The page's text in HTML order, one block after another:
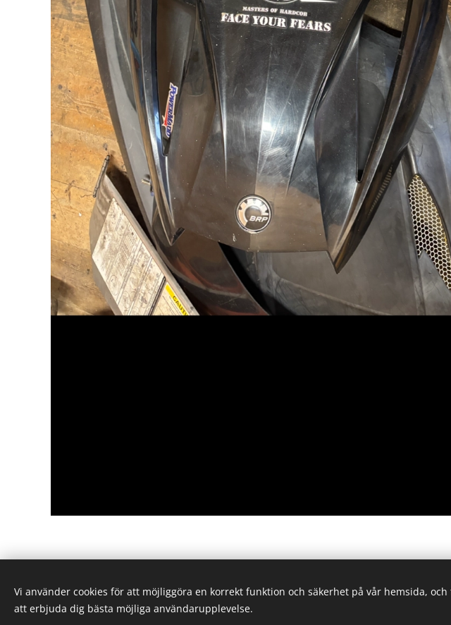
© 2025 Alla rättigheter reserverade
Vi använder cookies för att möjliggöra en korrekt funktion och säkerhet på vår hemsida, och
att erbjuda dig bästa möjliga användarupplevelse.